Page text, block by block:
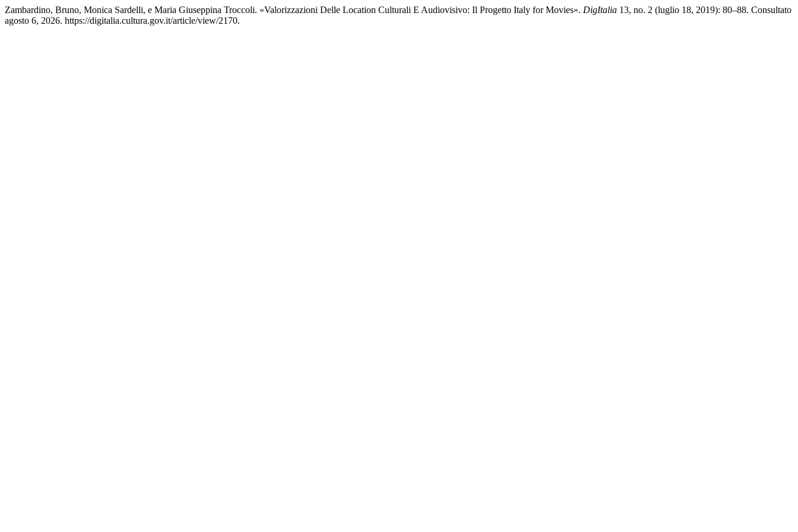
Zambardino, Bruno, Monica Sardelli, e Maria Giuseppina Troccoli. «Valorizzazioni Delle Location Culturali E Audiovisivo: Il Progetto Italy for Movies». DigItalia 13, no. 2 (luglio 18, 2019): 80–88. Consultato
agosto 6, 2026. https://digitalia.cultura.gov.it/article/view/2170.